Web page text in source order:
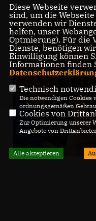
Diese Webseite
sind, um die
verwenden wir
helfen, unser
Optmierung). Für die
Dienste, benötigen
Einwilligung können
Informationen finden
Technisch
Die notwendigen Cookies
ordnungsgemäßen
Cookies von
Zur Optimierung unserer
Angebote von
Alle akzeptieren